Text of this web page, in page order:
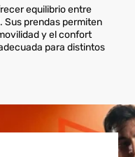
equilibrio entre
Sus prendas permiten
y el confort
para distintos